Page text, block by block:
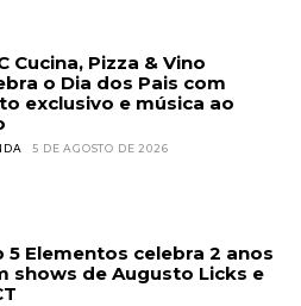
Cucina, Pizza & Vino
o Dia dos Pais com
exclusivo e música ao
5 DE AGOSTO DE 2026
5 Elementos celebra 2 anos
shows de Augusto Licks e